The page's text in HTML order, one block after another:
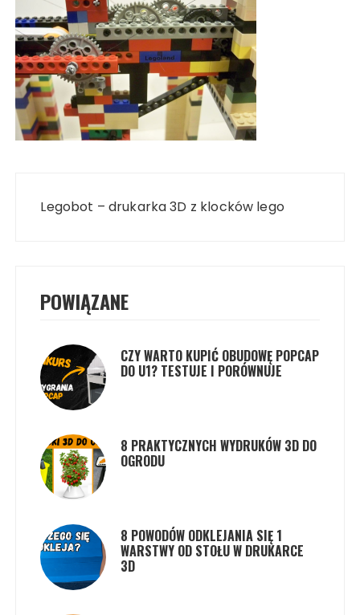
wpisu
Legobot – drukarka 3D z klocków lego
POWIĄZANE
CZY WARTO KUPIĆ OBUDOWĘ POPCAP
DO U1? TESTUJE I PORÓWNUJE
8 PRAKTYCZNYCH WYDRUKÓW 3D DO
OGRODU
8 POWODÓW ODKLEJANIA SIĘ 1
WARSTWY OD STOŁU W DRUKARCE
3D